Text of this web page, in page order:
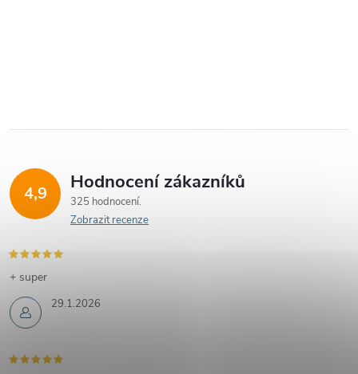
4,9 Hodnocení zákazníků
325 hodnocení
Zobrazit recenze
29.1.2026
+ super